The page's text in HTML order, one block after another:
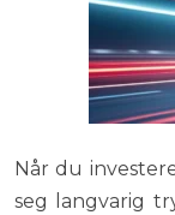
Når du
seg langvarig